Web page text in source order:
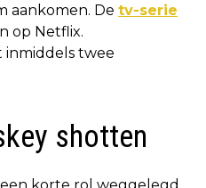
aankomen. De tv-serie
op Netflix.
twee
shotten
korte rol weggelegd